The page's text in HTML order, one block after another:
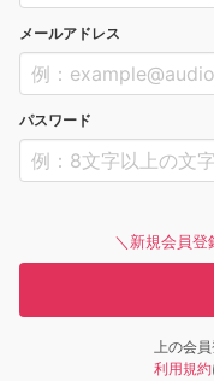
メールアドレス
パスワード
＼新規会員登
上の会
利用規約